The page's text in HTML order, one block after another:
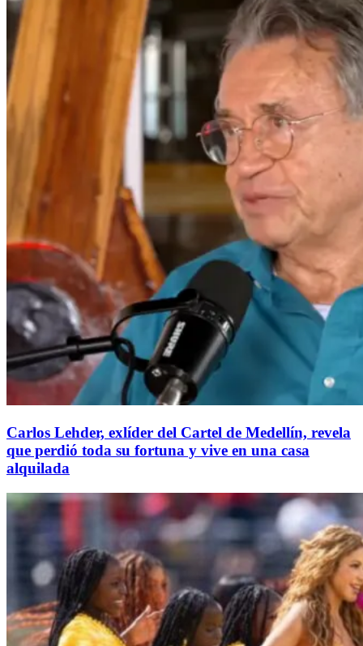
Carlos Lehder, exlíder del Cartel de Medellín, revela
que perdió toda su fortuna y vive en una casa
alquilada